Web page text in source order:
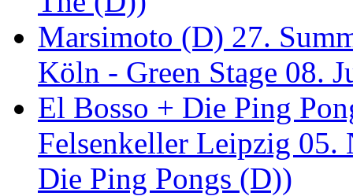
Marsimoto (D) 27.
Köln - Green Stage 08.
El Bosso + Die Ping
Felsenkeller Leipzig
Die Ping Pongs (D))